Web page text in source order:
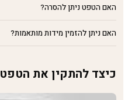
האם הטפט ניתן להסרה?
האם ניתן להזמין מידות מותאמות?
כיצד להתקין את הטפט